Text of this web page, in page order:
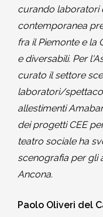
curando laboratori
contemporanea
fra il Piemonte e la
e diversabili. Per
curato il settore
laboratori/
allestimenti
dei progetti CEE
teatro sociale ha
scenografia per gli
Ancona.
Paolo Oliveri del